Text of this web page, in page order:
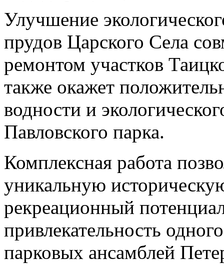
Улучшение
прудов Царского Села
ремонтом участков
также окажет
водности и
Павловского парка.
Комплексная работа
уникальную
рекреационный
привлекательность
парковых ансамблей